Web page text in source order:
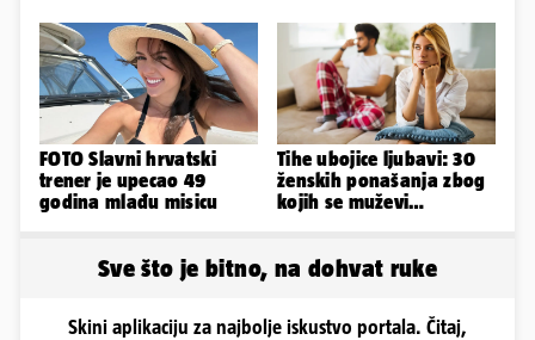
FOTO Slavni hrvatski
trener je upecao 49
godina mlađu misicu
Tihe ubojice ljubavi: 30
ženskih ponašanja zbog
kojih se muževi
Sve što je bitno, na dohvat ruke
Skini aplikaciju za najbolje iskustvo portala. Čitaj,